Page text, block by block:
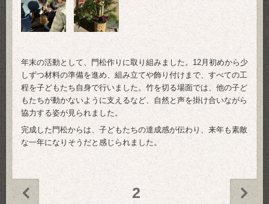
年末の活動として、門松作りに取り組みました。12月初めから少
しずつ材料の準備を進め、組み立てや飾り付けまで、すべての工
程を子どもたち自身で行いました。竹を切る場面では、他の子ど
もたちが動かないように支えるなど、自然と声を掛け合いながら
協力する姿が見られました。
完成した門松からは、子どもたちの達成感が伝わり、来年も素敵
な一年になりそうだと感じられました。
2